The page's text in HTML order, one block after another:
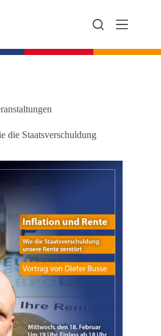
die Staatsverschuldung